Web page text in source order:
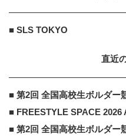
■ SLS TOKYO
直近
■ 第2回 全国高校生ボルダー
■ FREESTYLE SPACE 2026
■ 第2回 全国高校生ボルダー